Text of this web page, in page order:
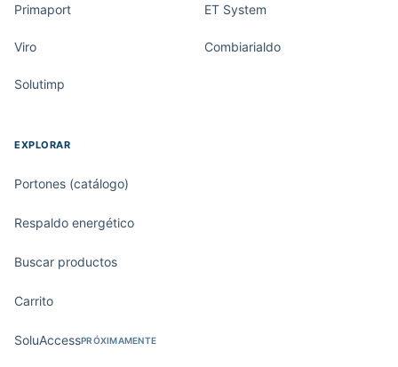
Primaport ET System
Viro Combiarialdo
Solutimp
EXPLORAR
Portones (catálogo)
Respaldo energético
Buscar productos
Carrito
SoluAccessPRÓXIMAMENTE